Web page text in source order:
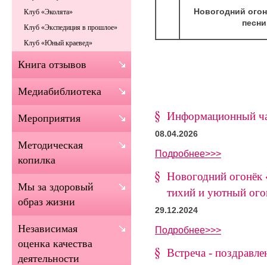
Новогодний
Информационный
08.04.2026
Подробнее>>>
Новогодний огонёк
тихий и уютный
29.12.2024
Подробнее>>>
Встреча -
Клуб «Эколята»
Клуб «Экспедиция в прошлое»
Клуб «Юный краевед»
Книга отзывов
Медиабиблиотека
Мероприятия
Методическая
копилка
Мы за здоровый
образ жизни
Независимая
оценка качества
деятельности